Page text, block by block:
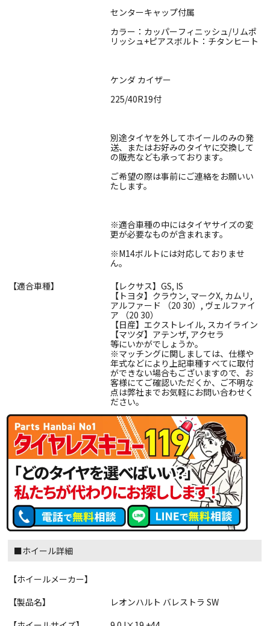
センターキャップ付属
カラー：カッパーフィニッシュ/リムポ
リッシュ+ピアスボルト：チタンヒート
ケンダ カイザー
225/40R19付
別途タイヤを外してホイールのみの発
送、またはお好みのタイヤに交換して
の販売なども承っております。
ご希望の際は事前にご連絡をお願いい
たします。
※適合車種の中にはタイヤサイズの変
更が必要なものが含まれます。
※M14ボルトには対応しておりませ
ん。
【適合車種】
【レクサス】GS, IS
【トヨタ】クラウン, マークX, カムリ,
アルファード （20 30）, ヴェルファイ
ア （20 30）
【日産】エクストレイル, スカイライン
【マツダ】アテンザ, アクセラ
等にいかがでしょうか。
※マッチングに関しましては、仕様や
年式などにより上記車種すべてに取付
ができない場合もございますので、お
客様にてご確認いただくか、ご不明な
点は弊社までお気軽にお問い合わせく
ださい。
■ホイール詳細
【ホイールメーカー】
【製品名】
レオンハルト バレストラ SW